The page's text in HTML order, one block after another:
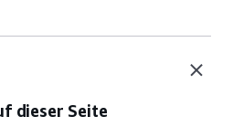
dieser Seite